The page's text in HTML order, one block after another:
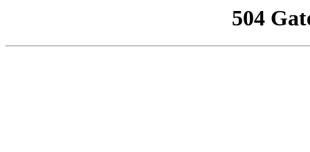
504